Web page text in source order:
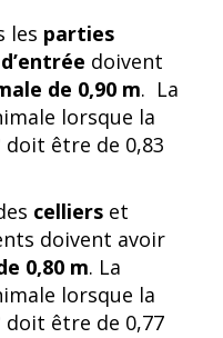
les parties
doivent
de 0,90 m. La
lorsque la
être de 0,83
celliers et
doivent avoir
0,80 m. La
lorsque la
doit être de 0,77